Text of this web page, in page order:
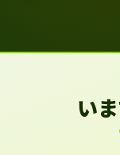
い